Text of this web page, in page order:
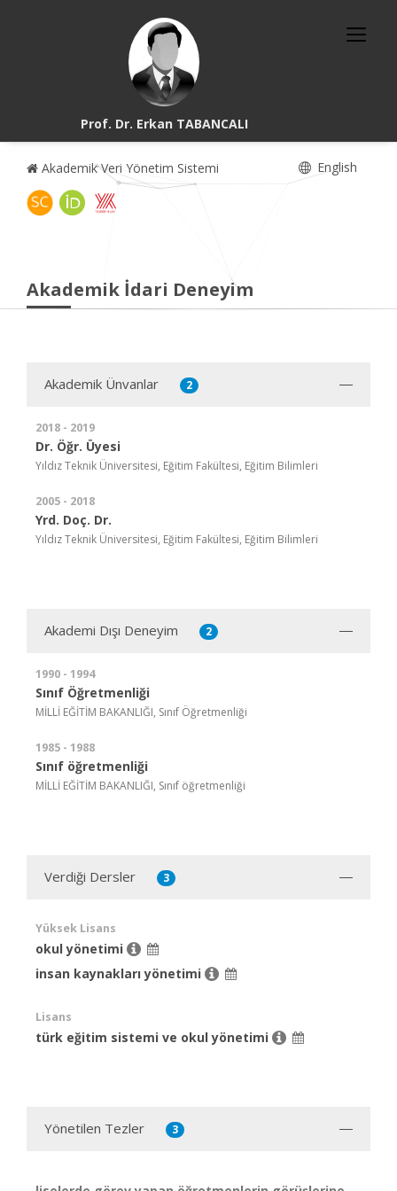
Prof. Dr. Erkan TABANCALI
Akademik Veri Yönetim Sistemi English
Akademik İdari Deneyim
Akademik Ünvanlar 2
2018 - 2019
Dr. Öğr. Üyesi
Yıldız Teknik Üniversitesi, Eğitim Fakültesi, Eğitim Bilimleri
2005 - 2018
Yrd. Doç. Dr.
Yıldız Teknik Üniversitesi, Eğitim Fakültesi, Eğitim Bilimleri
Akademi Dışı Deneyim 2
1990 - 1994
Sınıf Öğretmenliği
MİLLİ EĞİTİM BAKANLIĞI, Sınıf Öğretmenliği
1985 - 1988
Sınıf öğretmenliği
MİLLİ EĞİTİM BAKANLIĞI, Sınıf öğretmenliği
Verdiği Dersler 3
Yüksek Lisans
okul yönetimi
insan kaynakları yönetimi
Lisans
türk eğitim sistemi ve okul yönetimi
Yönetilen Tezler 3